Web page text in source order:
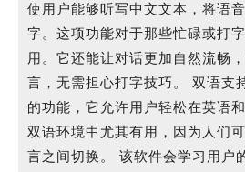
使用户能够听写中文文本，将语
字。这项功能对于那些忙碌或打
用。它还能让对话更加自然流畅
言，无需担心打字技巧。 双语支
的功能，它允许用户轻松在英语
双语环境中尤其有用，因为人们
言之间切换。 该软件会学习用户